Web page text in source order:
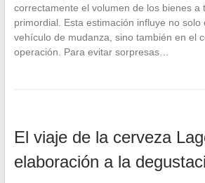
correctamente el volumen de los bienes a
primordial. Esta estimación influye no solo
vehículo de mudanza, sino también en el
operación. Para evitar sorpresas…
El viaje de la cerveza
elaboración a la